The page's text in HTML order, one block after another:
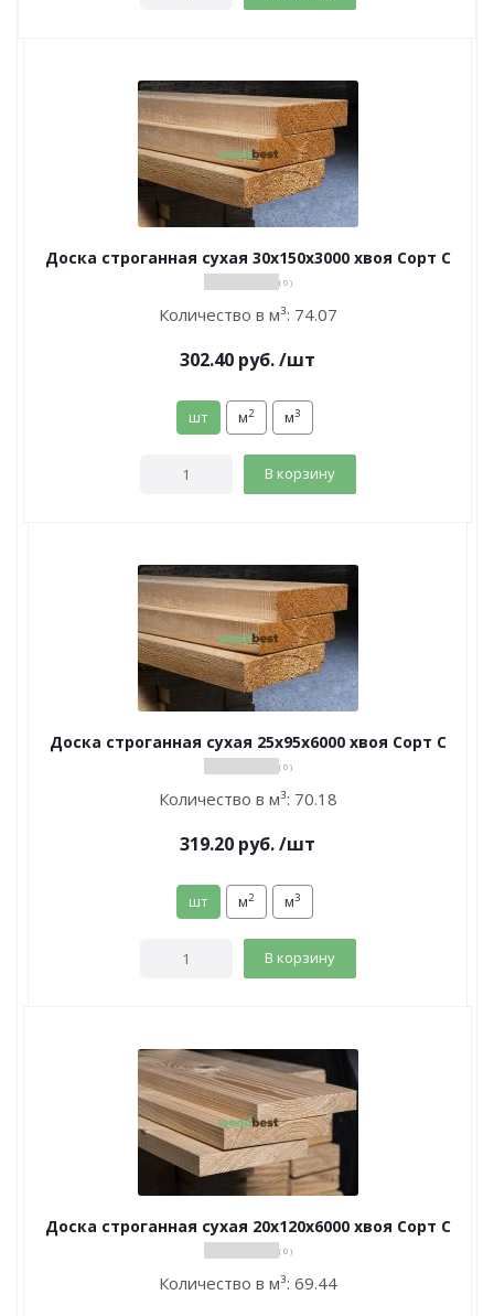
Доска строганная сухая 30х150х3000 хвоя Сорт С
( 0 )
Количество в м³: 74.07
302.40 руб./шт
шт м2 м3
В корзину
Доска строганная сухая 25х95х6000 хвоя Сорт С
( 0 )
Количество в м³: 70.18
319.20 руб./шт
шт м2 м3
В корзину
Доска строганная сухая 20х120х6000 хвоя Сорт С
( 0 )
Количество в м³: 69.44